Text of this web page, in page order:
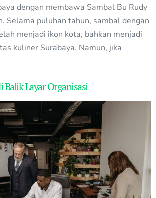
dengan membawa Sambal Bu Rudy
Selama puluhan tahun, sambal dengan
menjadi ikon kota, bahkan menjadi
kuliner Surabaya. Namun, jika
Balik Layar Organisasi